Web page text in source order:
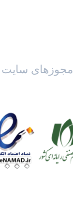
مجوزهای سایت